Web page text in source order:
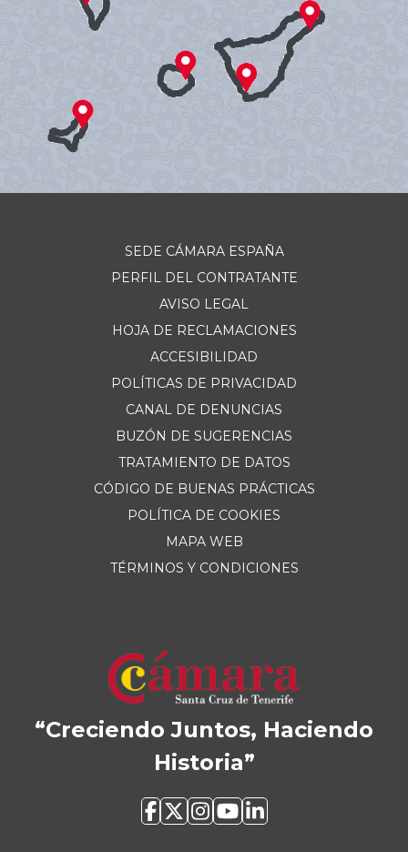
SEDE CÁMARA ESPAÑA
PERFIL DEL CONTRATANTE
AVISO LEGAL
HOJA DE RECLAMACIONES
ACCESIBILIDAD
POLÍTICAS DE PRIVACIDAD
CANAL DE DENUNCIAS
BUZÓN DE SUGERENCIAS
TRATAMIENTO DE DATOS
CÓDIGO DE BUENAS PRÁCTICAS
POLÍTICA DE COOKIES
MAPA WEB
TÉRMINOS Y CONDICIONES
“Creciendo Juntos, Haciendo
Historia”